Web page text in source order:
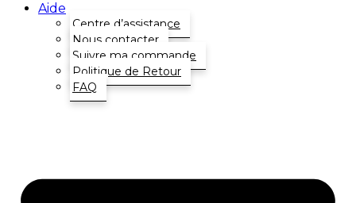
Aide
Centre d’assistance
Nous contacter
Suivre ma commande
Politique de Retour
FAQ